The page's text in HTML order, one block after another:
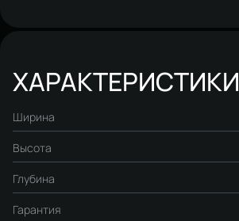
ХАРАКТЕРИСТИКИ
Ширина
Высота
Глубина
Гарантия